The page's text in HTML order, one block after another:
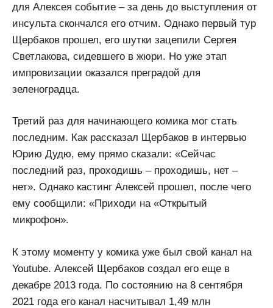
для Алексея событие – за день до выступления от
инсульта скончался его отчим. Однако первый тур
Щербаков прошел, его шутки зацепили Сергея
Светлакова, сидевшего в жюри. Но уже этап
импровизации оказался преградой для
зеленоградца.
Третий раз для начинающего комика мог стать
последним. Как рассказал Щербаков в интервью
Юрию Дудю, ему прямо сказали: «Сейчас
последний раз, проходишь – проходишь, нет –
нет». Однако кастинг Алексей прошел, после чего
ему сообщили: «Приходи на «Открытый
микрофон».
К этому моменту у комика уже был свой канал на
Youtube. Алексей Щербаков создал его еще в
декабре 2013 года. По состоянию на 8 сентября
2021 года его канал насчитывал 1,49 млн